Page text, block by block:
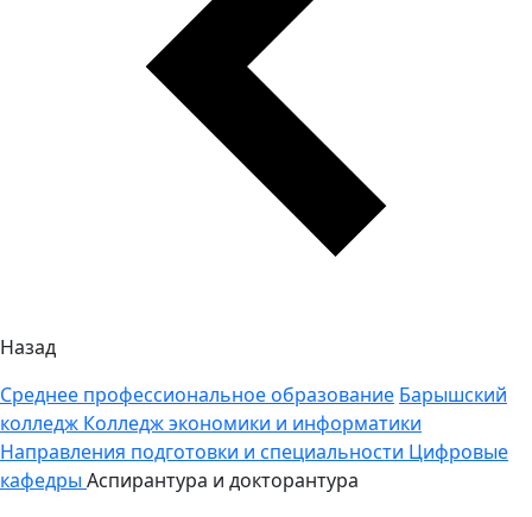
Назад
Среднее профессиональное образование Барышский
колледж Колледж экономики и информатики
Направления подготовки и специальности Цифровые
кафедры Аспирантура и докторантура